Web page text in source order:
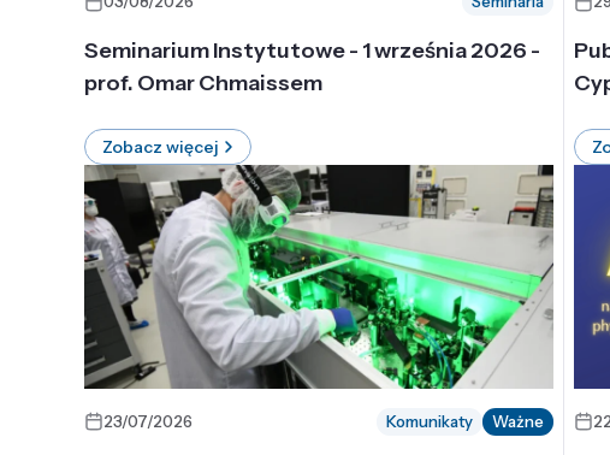
Seminarium Instytutowe - 1 września 2026 -
prof. Omar Chmaissem
Zobacz więcej
23/07/2026 Komunikaty Ważne